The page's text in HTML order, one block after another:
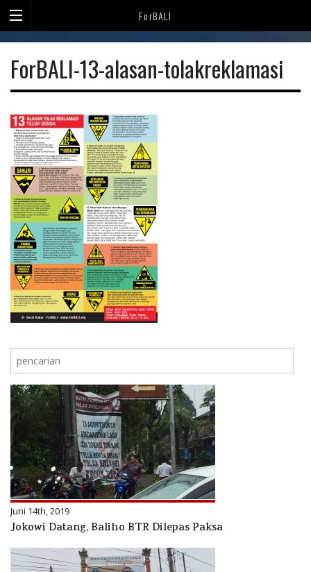
ForBALI
ForBALI-13-alasan-tolakreklamasi
Juni 14th, 2019
Jokowi Datang, Baliho BTR Dilepas Paksa